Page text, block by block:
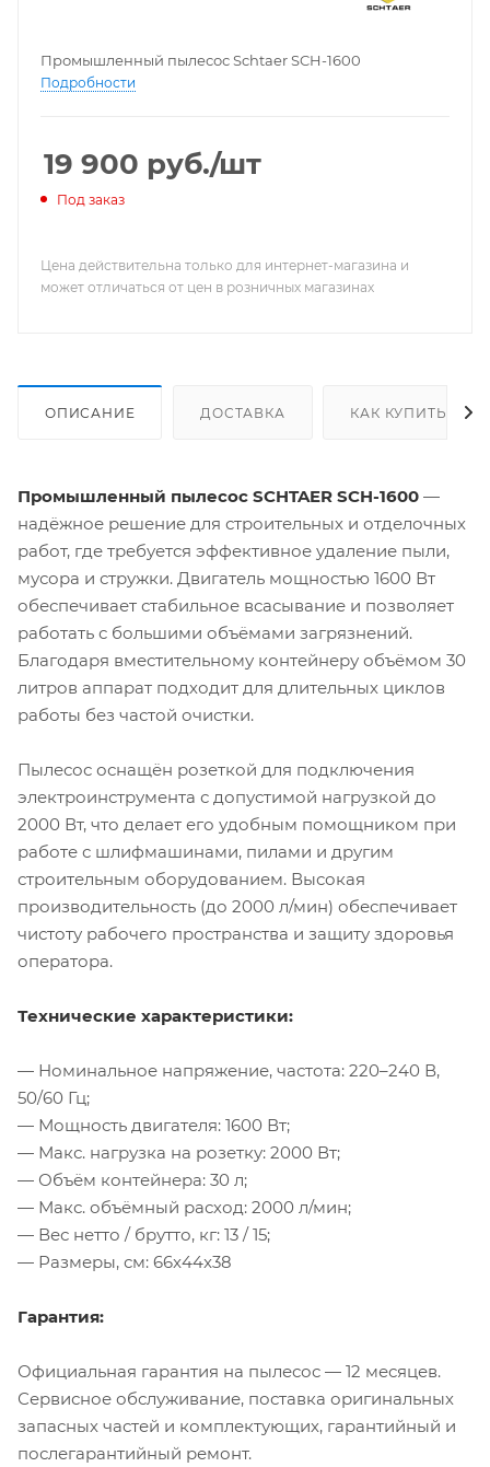
Промышленный пылесос Schtaer SCH-1600
Подробности
19 900 руб./шт
Под заказ
Цена действительна только для интернет-магазина и
может отличаться от цен в розничных магазинах
ОПИСАНИЕ ДОСТАВКА КАК КУПИТЬ
Промышленный пылесос SCHTAER SCH-1600 —
надёжное решение для строительных и отделочных
работ, где требуется эффективное удаление пыли,
мусора и стружки. Двигатель мощностью 1600 Вт
обеспечивает стабильное всасывание и позволяет
работать с большими объёмами загрязнений.
Благодаря вместительному контейнеру объёмом 30
литров аппарат подходит для длительных циклов
работы без частой очистки.
Пылесос оснащён розеткой для подключения
электроинструмента с допустимой нагрузкой до
2000 Вт, что делает его удобным помощником при
работе с шлифмашинами, пилами и другим
строительным оборудованием. Высокая
производительность (до 2000 л/мин) обеспечивает
чистоту рабочего пространства и защиту здоровья
оператора.
Технические характеристики:
— Номинальное напряжение, частота: 220–240 В,
50/60 Гц;
— Мощность двигателя: 1600 Вт;
— Макс. нагрузка на розетку: 2000 Вт;
— Объём контейнера: 30 л;
— Макс. объёмный расход: 2000 л/мин;
— Вес нетто / брутто, кг: 13 / 15;
— Размеры, см: 66x44x38
Гарантия:
Официальная гарантия на пылесос — 12 месяцев.
Сервисное обслуживание, поставка оригинальных
запасных частей и комплектующих, гарантийный и
послегарантийный ремонт.